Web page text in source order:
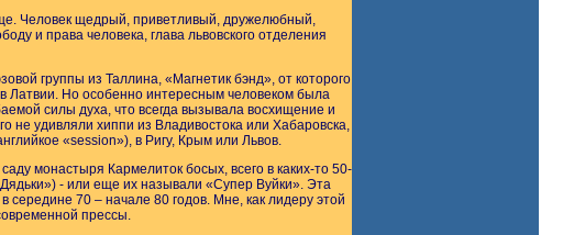
Человек щедрый, приветливый, дружелюбный,
и права человека, глава львовского отделения
группы из Таллина, «Магнетик бэнд», от которого
Латвии. Но особенно интересным человеком была
силы духа, что всегда вызывала восхищение и
удивляли хиппи из Владивостока или Хабаровска,
«session»), в Ригу, Крым или Львов.
монастыря Кармелиток босых, всего в каких-то 50-
- или еще их называли «Супер Вуйки». Эта
середине 70 – начале 80 годов. Мне, как лидеру этой
прессы.